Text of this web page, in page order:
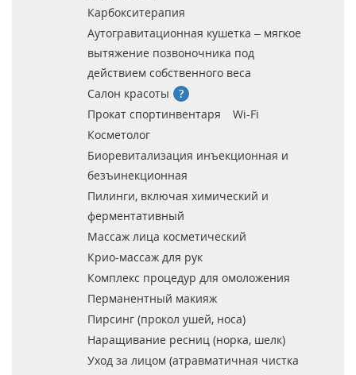
Карбокситерапия
Аутогравитационная кушетка – мягкое
вытяжение позвоночника под
действием собственного веса
Салон красоты
Прокат спортинвентаря
Wi-Fi
Косметолог
Биоревитализация инъекционная и
безъинекционная
Пилинги, включая химический и
ферментативный
Массаж лица косметический
Крио-массаж для рук
Комплекс процедур для омоложения
Перманентный макияж
Пирсинг (прокол ушей, носа)
Наращивание ресниц (норка, шелк)
Уход за лицом (атравматичная чистка